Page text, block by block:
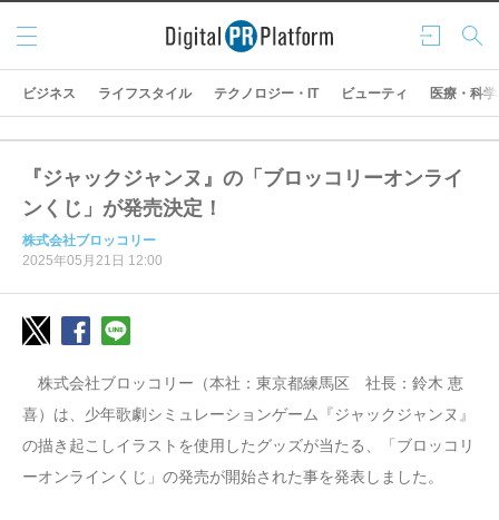
ログ
イン
検索
メニ
ュー
ビジネス ライフスタイル テクノロジー・IT ビューティ 医療・科学
『ジャックジャンヌ』の「ブロッコリーオンライ
ンくじ」が発売決定！
株式会社ブロッコリー
2025年05月21日 12:00
株式会社ブロッコリー（本社：東京都練馬区 社長：鈴木 恵
喜）は、少年歌劇シミュレーションゲーム『ジャックジャンヌ』
の描き起こしイラストを使用したグッズが当たる、「ブロッコリ
ーオンラインくじ」の発売が開始された事を発表しました。